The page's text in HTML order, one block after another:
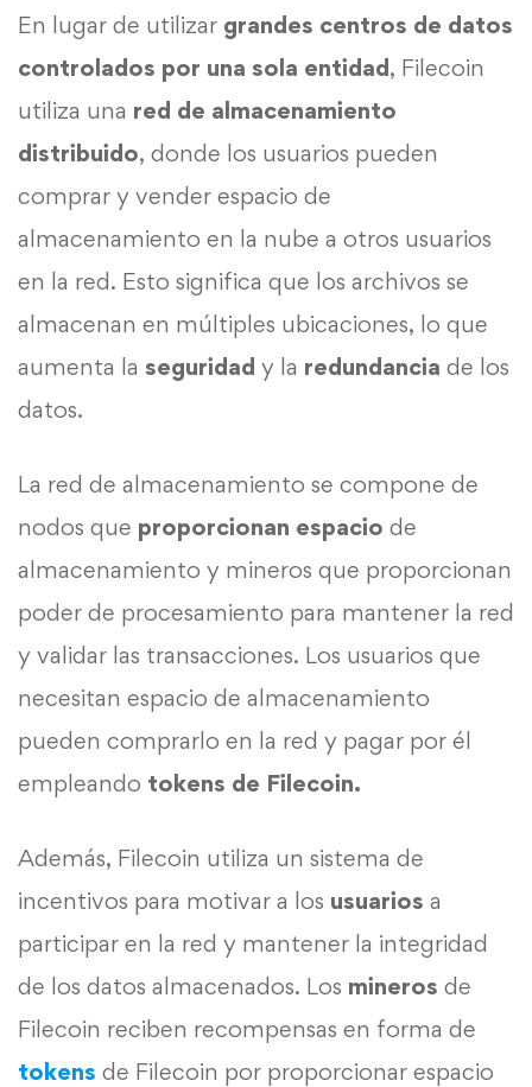
En lugar de utilizar grandes centros de datos
controlados por una sola entidad, Filecoin
utiliza una red de almacenamiento
distribuido, donde los usuarios pueden
comprar y vender espacio de
almacenamiento en la nube a otros usuarios
en la red. Esto significa que los archivos se
almacenan en múltiples ubicaciones, lo que
aumenta la seguridad y la redundancia de los
datos.
La red de almacenamiento se compone de
nodos que proporcionan espacio de
almacenamiento y mineros que proporcionan
poder de procesamiento para mantener la red
y validar las transacciones. Los usuarios que
necesitan espacio de almacenamiento
pueden comprarlo en la red y pagar por él
empleando tokens de Filecoin.
Además, Filecoin utiliza un sistema de
incentivos para motivar a los usuarios a
participar en la red y mantener la integridad
de los datos almacenados. Los mineros de
Filecoin reciben recompensas en forma de
tokens de Filecoin por proporcionar espacio